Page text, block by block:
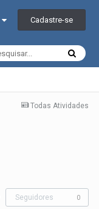
Cadastre-se
Todas Atividades
Seguidores 0